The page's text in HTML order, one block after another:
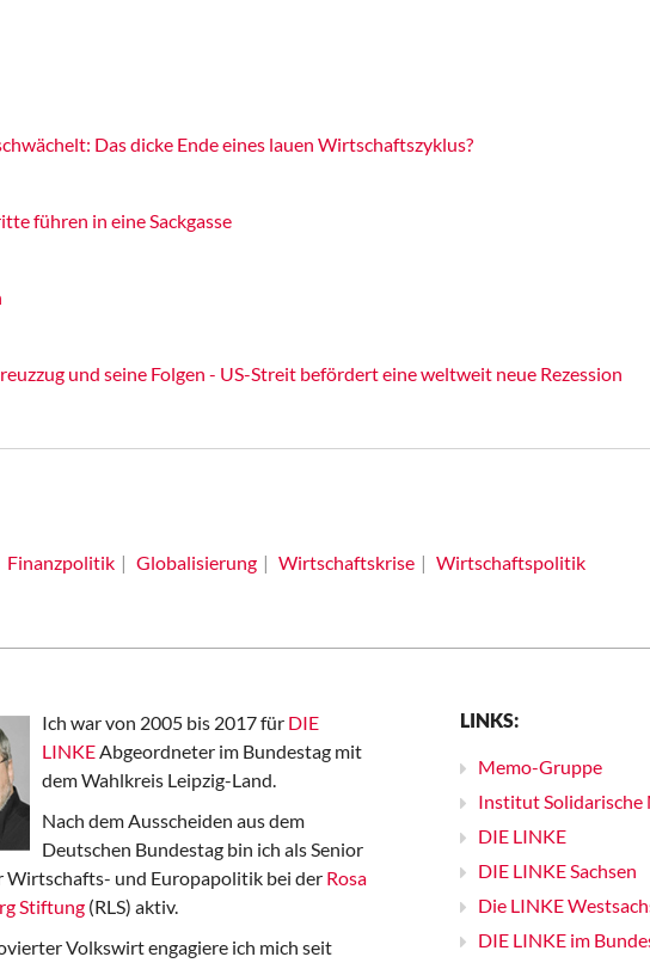
Das dicke Ende eines lauen Wirtschaftszyklus?
führen in eine Sackgasse
und seine Folgen - US-Streit befördert eine weltweit neue Rezession
Finanzpolitik Globalisierung Wirtschaftskrise Wirtschaftspolitik
Ich war von 2005 bis 2017 für DIE
LINKEAbgeordneter im Bundestag mit
dem Wahlkreis Leipzig-Land.
Nach dem Ausscheiden aus dem
Deutschen Bundestag bin ich als Senior
Wirtschafts- und Europapolitik bei der Rosa
Stiftung (RLS) aktiv.
Volkswirt engagiere ich mich seit
LINKS:
Memo-Gruppe
Institut Solidarische
DIE LINKE
DIE LINKE Sachsen
Die LINKE
DIE LINKE im